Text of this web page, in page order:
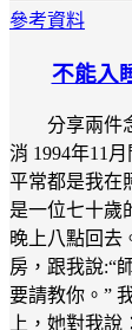
參考資料
不能入
分享兩件
消 1994年11
平常都是我在
是一位七十歲
晚上八點回去
房，跟我說:“
要請教你。”
上，她對我